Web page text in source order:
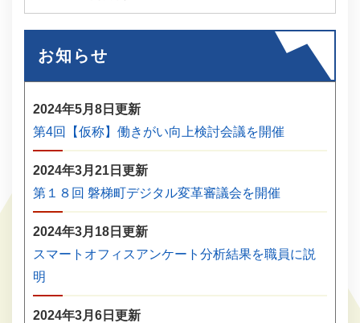
お知らせ
2024年5月8日更新
第4回【仮称】働きがい向上検討会議を開催
2024年3月21日更新
第１８回 磐梯町デジタル変革審議会を開催
2024年3月18日更新
スマートオフィスアンケート分析結果を職員に説
明
2024年3月6日更新